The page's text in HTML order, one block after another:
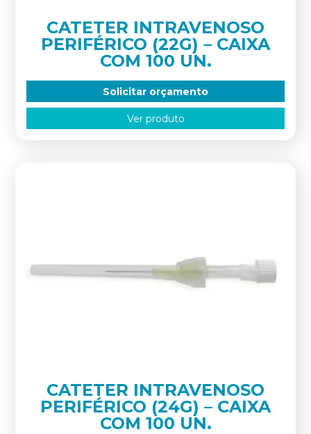
CATETER INTRAVENOSO
PERIFÉRICO (22G) – CAIXA
COM 100 UN.
Solicitar orçamento
Ver produto
CATETER INTRAVENOSO
PERIFÉRICO (24G) – CAIXA
COM 100 UN.